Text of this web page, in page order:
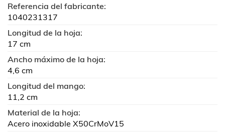
Referencia del fabricante:
1040231317
Longitud de la hoja:
17 cm
Ancho máximo de la hoja:
4,6 cm
Longitud del mango:
11,2 cm
Material de la hoja:
Acero inoxidable X50CrMoV15